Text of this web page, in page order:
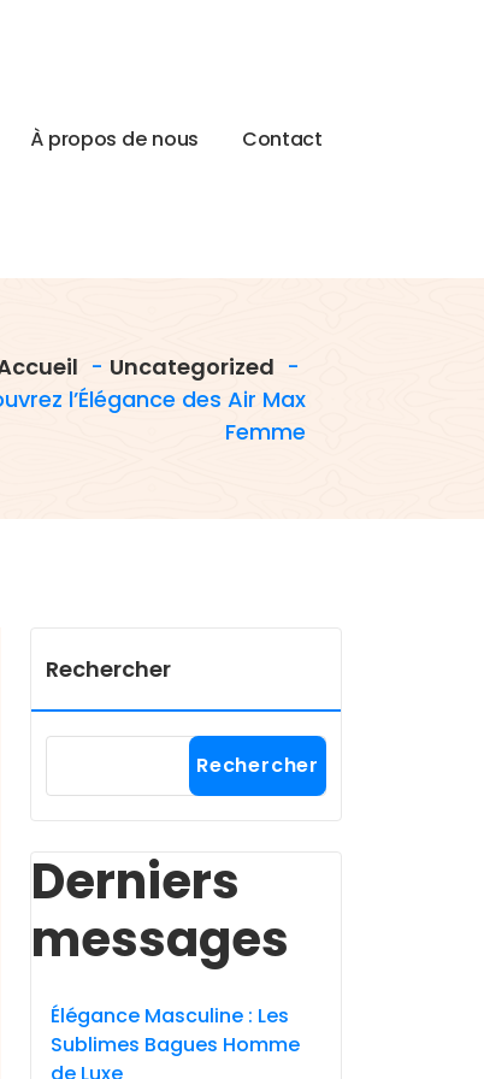
À propos de nous Contact
- Uncategorized -
l’Élégance des Air Max
Femme
Rechercher
Rechercher
Derniers
messages
Élégance Masculine : Les
Sublimes Bagues Homme
de Luxe